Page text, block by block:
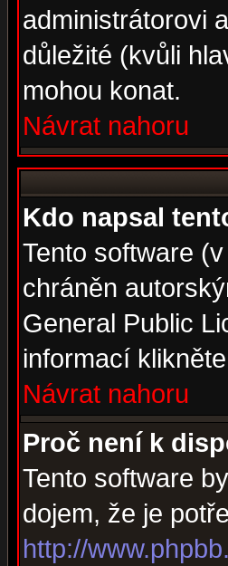
administrátorovi
důležité (kvůli
mohou konat.
Návrat nahoru
Kdo napsal
Tento software
chráněn
General Public
informací klikněte
Návrat nahoru
Proč není k
Tento software
dojem, že je
http://